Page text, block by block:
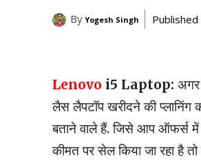
By Yogesh Singh Published
Lenovo i5 Laptop: अगर
लैस लैपटॉप खरीदने की
बताने वाले हैं. जिसे आप ऑफर्स
कीमत पर सेल किया जा रहा है